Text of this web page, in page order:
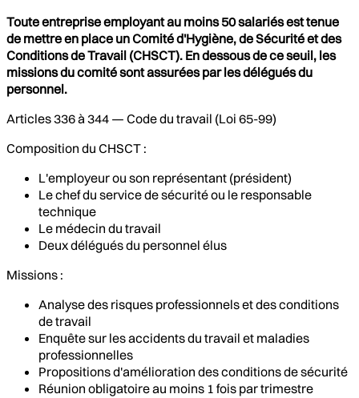
Toute entreprise employant au moins 50 salariés est tenue
de mettre en place un Comité d'Hygiène, de Sécurité et des
Conditions de Travail (CHSCT). En dessous de ce seuil, les
missions du comité sont assurées par les délégués du
personnel.
Articles 336 à 344 — Code du travail (Loi 65-99)
Composition du CHSCT :
L'employeur ou son représentant (président)
Le chef du service de sécurité ou le responsable
technique
Le médecin du travail
Deux délégués du personnel élus
Missions :
Analyse des risques professionnels et des conditions
de travail
Enquête sur les accidents du travail et maladies
professionnelles
Propositions d'amélioration des conditions de sécurité
Réunion obligatoire au moins 1 fois par trimestre